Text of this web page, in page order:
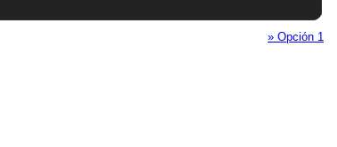
» Opción 1